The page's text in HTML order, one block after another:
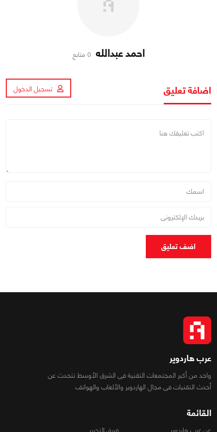
احمد عبدالله 0 متابع
اضافة تعليق تسجيل الدخول
اضف تعليق
عرب هاردوير
واحد من أكبر المجتمعات التقنية فى الشرق الأوسط تتحدث عن
أحدث التقنيات فى مجال الهاردوير والألعاب والهواتف
القائمة